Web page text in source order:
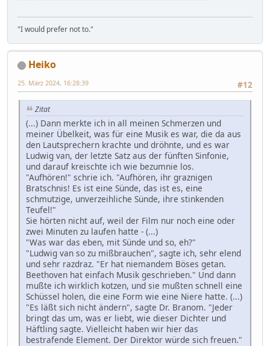
"I would prefer not to."
Heiko
#12
25. März 2024, 16:28:39
Zitat
(...) Dann merkte ich in all meinen Schmerzen und
meiner Übelkeit, was für eine Musik es war, die da aus
den Lautsprechern krachte und dröhnte, und es war
Ludwig van, der letzte Satz aus der fünften Sinfonie,
und darauf kreischte ich wie bezumnie los.
"Aufhören!" schrie ich. "Aufhören, ihr graznigen
Bratschnis! Es ist eine Sünde, das ist es, eine
schmutzige, unverzeihliche Sünde, ihre stinkenden
Teufel!"
Sie hörten nicht auf, weil der Film nur noch eine oder
zwei Minuten zu laufen hatte - (...)
"Was war das eben, mit Sünde und so, eh?"
"Ludwig van so zu mißbrauchen", sagte ich, sehr elend
und sehr razdraz. "Er hat niemandem Böses getan.
Beethoven hat einfach Musik geschrieben." Und dann
mußte ich wirklich kotzen, und sie mußten schnell eine
Schüssel holen, die eine Form wie eine Niere hatte. (...)
"Es läßt sich nicht ändern", sagte Dr. Branom. "Jeder
bringt das um, was er liebt, wie dieser Dichter und
Häftling sagte. Vielleicht haben wir hier das
bestrafende Element. Der Direktor würde sich freuen."